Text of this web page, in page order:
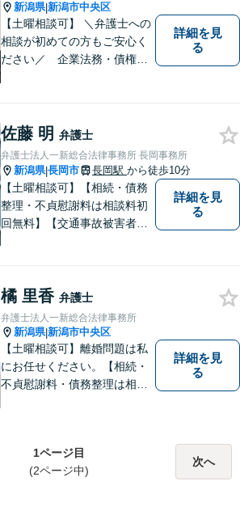
新潟県|新潟市中央区
【土曜相談可】 ＼弁護士への
相談が初めての方もご安心く
ださい／ 企業法務・債権回
理・不貞慰謝料は相談料初回
無料】
詳細を見
る
佐藤 明 弁護士
弁護士法人一新総合法律事務所 長岡事務所
新潟県|長岡市 長岡駅 から徒歩10分
【土曜相談可】【相続・債務
整理・不貞慰謝料は相談料初
回無料】【交通事故被害者の
体を把握し、真の利益を追及
します
詳細を見
る
橘 里香 弁護士
弁護士法人一新総合法律事務所
新潟県|新潟市中央区
【土曜相談可】離婚問題は私
にお任せください。【相続・
不貞慰謝料・債務整理は相談
く）】
詳細を見
る
1ページ目
(2ページ中)
次へ